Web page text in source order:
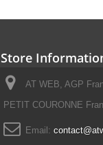
Store
AT WEB, AGP
PETIT COURONNE
Email: